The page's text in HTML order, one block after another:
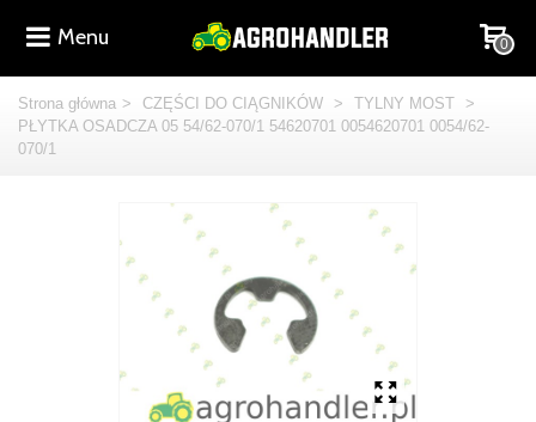
Menu 0
Strona główna > CZĘŚCI DO CIĄGNIKÓW > TYLNY MOST >
PŁYTKA OSADCZA 05 54/62-070/1 54620701 0054620701 0054/62-
070/1